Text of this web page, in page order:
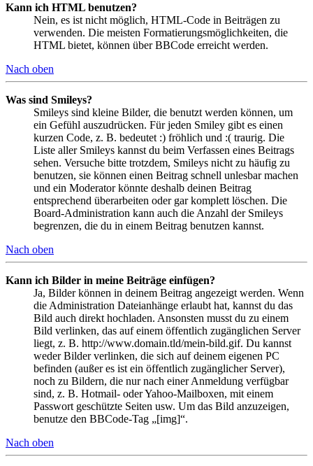
Kann ich HTML benutzen?
Nein, es ist nicht möglich, HTML-Code in Beiträgen zu
verwenden. Die meisten Formatierungsmöglichkeiten, die
HTML bietet, können über BBCode erreicht werden.
Nach oben
Was sind Smileys?
Smileys sind kleine Bilder, die benutzt werden können, um
ein Gefühl auszudrücken. Für jeden Smiley gibt es einen
kurzen Code, z. B. bedeutet :) fröhlich und :( traurig. Die
Liste aller Smileys kannst du beim Verfassen eines Beitrags
sehen. Versuche bitte trotzdem, Smileys nicht zu häufig zu
benutzen, sie können einen Beitrag schnell unlesbar machen
und ein Moderator könnte deshalb deinen Beitrag
entsprechend überarbeiten oder gar komplett löschen. Die
Board-Administration kann auch die Anzahl der Smileys
begrenzen, die du in einem Beitrag benutzen kannst.
Nach oben
Kann ich Bilder in meine Beiträge einfügen?
Ja, Bilder können in deinem Beitrag angezeigt werden. Wenn
die Administration Dateianhänge erlaubt hat, kannst du das
Bild auch direkt hochladen. Ansonsten musst du zu einem
Bild verlinken, das auf einem öffentlich zugänglichen Server
liegt, z. B. http://www.domain.tld/mein-bild.gif. Du kannst
weder Bilder verlinken, die sich auf deinem eigenen PC
befinden (außer es ist ein öffentlich zugänglicher Server),
noch zu Bildern, die nur nach einer Anmeldung verfügbar
sind, z. B. Hotmail- oder Yahoo-Mailboxen, mit einem
Passwort geschützte Seiten usw. Um das Bild anzuzeigen,
benutze den BBCode-Tag „[img]“.
Nach oben